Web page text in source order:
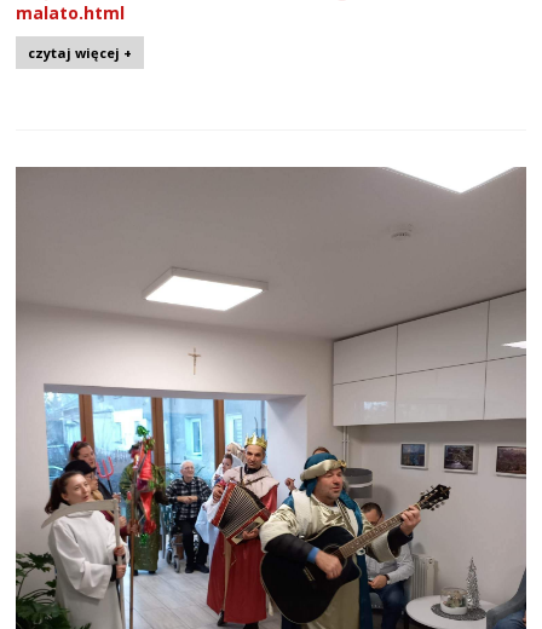
malato.html
czytaj więcej +